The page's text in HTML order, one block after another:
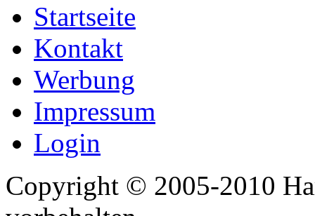
Startseite
Kontakt
Werbung
Impressum
Login
Copyright © 2005-2010